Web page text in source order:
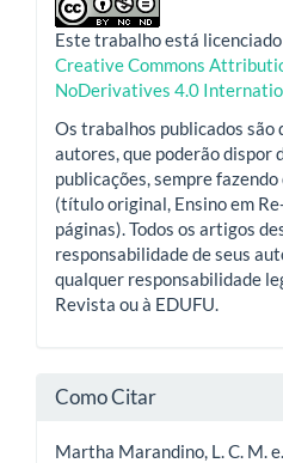
Este trabalho está
Creative Commons
NoDerivatives 4.0
Os trabalhos publicados são
autores, que poderão dispor
publicações, sempre
(título original, Ensino em
páginas). Todos os artigos
responsabilidade de seus
qualquer responsabilidade
Revista ou à EDUFU.
Como Citar
Martha Marandino, L. C. M.